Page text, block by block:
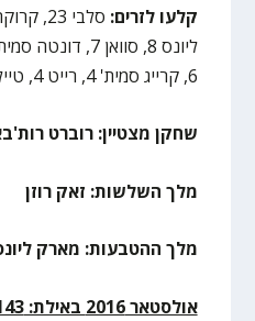
קלעו לזרים:
6, קרייג סמית' 4, רייט 4, טיילור 4, יוטר 2.
שחקן מצטיין: רוברט
מלך השלשות: זאק רוזן
מלך ההטבעות: מארק
אולסטאר 2016 באילת: 118-143 לישראלים